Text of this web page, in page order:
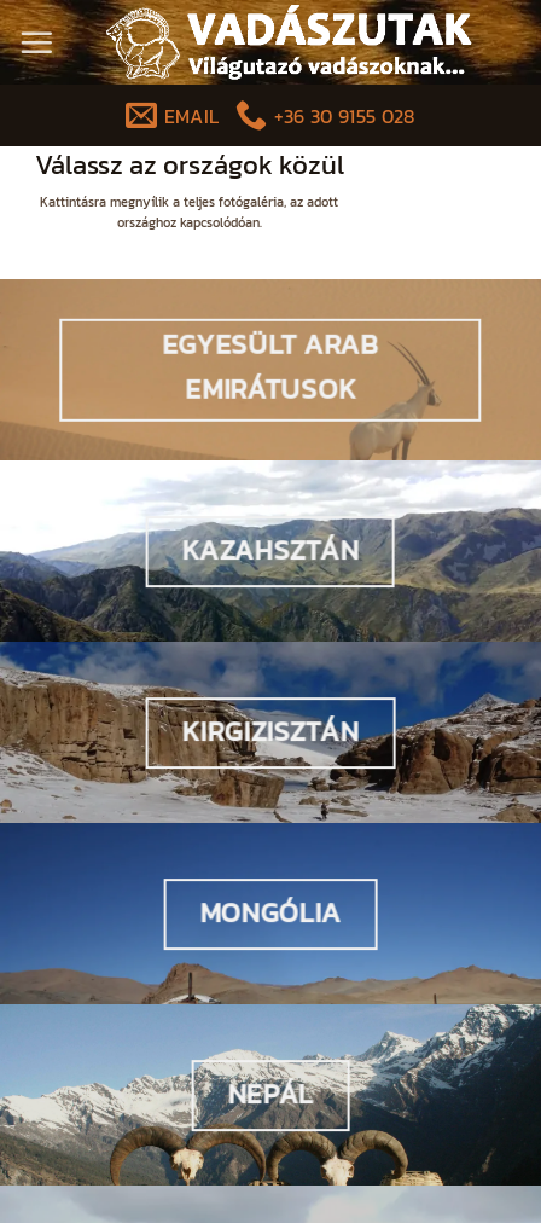
Skip
to
content
EMAIL
+36 30 9155 028
Válassz az országok közül
Kattintásra megnyílik a teljes fotógaléria, az adott
országhoz kapcsolódóan.
EGYESÜLT ARAB
EMIRÁTUSOK
KAZAHSZTÁN
KIRGIZISZTÁN
MONGÓLIA
NEPÁL